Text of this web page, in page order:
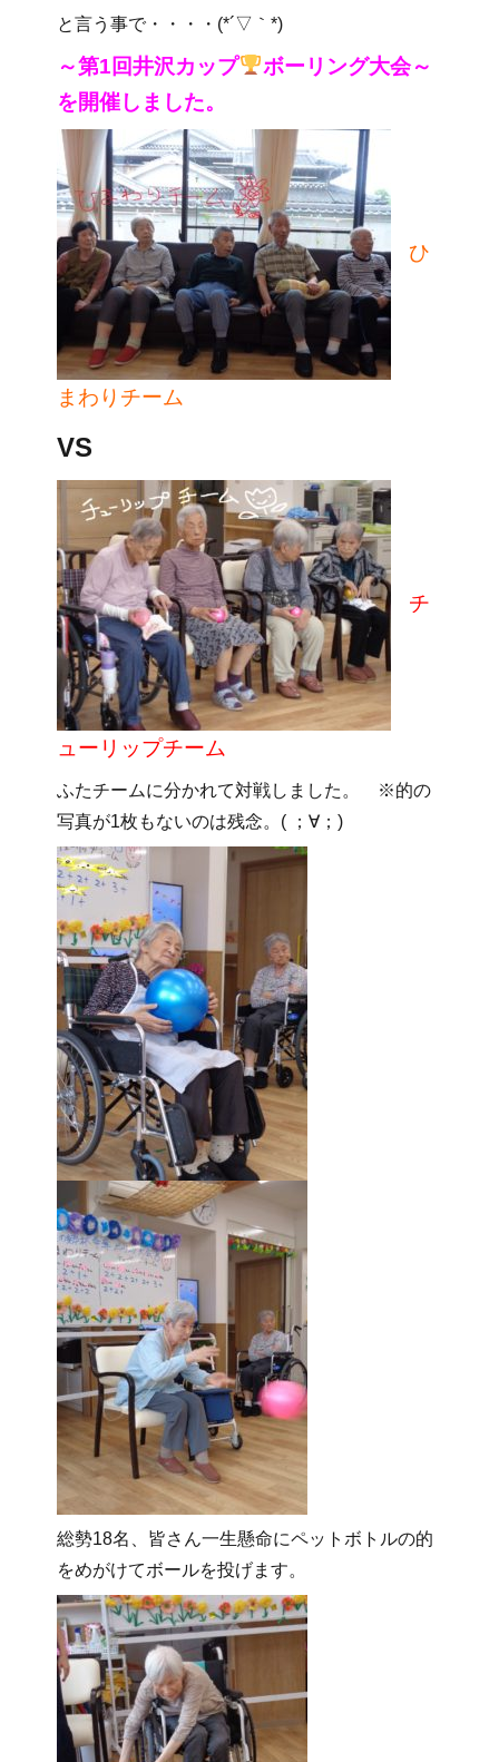
と言う事で・・・・(*´▽｀*)
～第1回井沢カップ
ボーリング大会～
を開催しました。
ひ
まわりチーム
VS
チ
ューリップチーム
ふたチームに分かれて対戦しました。 ※的の
写真が1枚もないのは残念。( ；∀；)
総勢18名、皆さん一生懸命にペットボトルの的
をめがけてボールを投げます。